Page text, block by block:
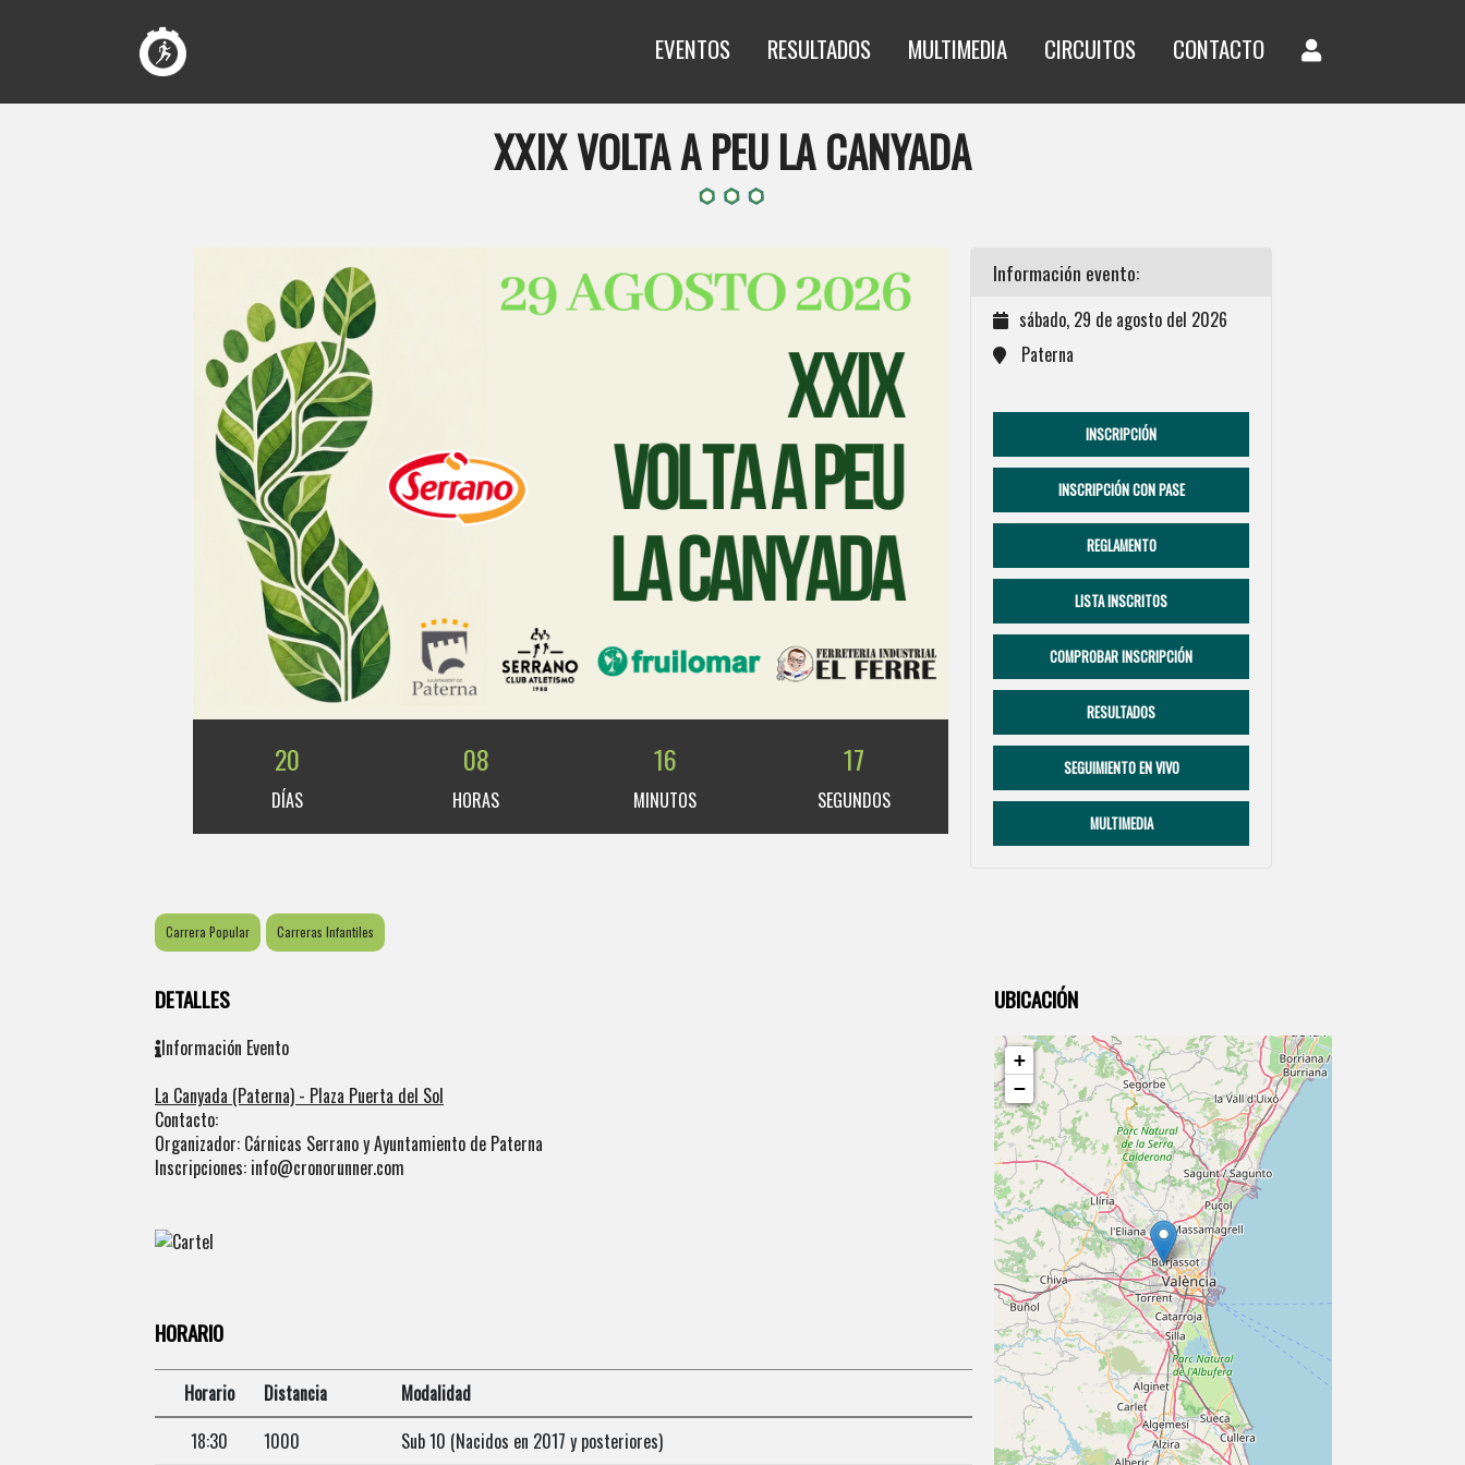
EVENTOS RESULTADOS MULTIMEDIA CIRCUITOS CONTACTO
XXIX VOLTA A PEU LA CANYADA
20
DÍAS
08
HORAS
16
MINUTOS
17
SEGUNDOS
Información evento:
sábado, 29 de agosto del 2026
Paterna
INSCRIPCIÓN
INSCRIPCIÓN CON PASE
REGLAMENTO
LISTA INSCRITOS
COMPROBAR INSCRIPCIÓN
RESULTADOS
SEGUIMIENTO EN VIVO
MULTIMEDIA
Carrera Popular Carreras Infantiles
DETALLES
Información Evento
La Canyada (Paterna) - Plaza Puerta del Sol
Contacto:
Organizador: Cárnicas Serrano y Ayuntamiento de Paterna
Inscripciones: info@cronorunner.com
HORARIO
Horario Distancia
Modalidad
18:30
1000 Sub 10 (Nacidos en 2017 y posteriores)
UBICACIÓN
+
−